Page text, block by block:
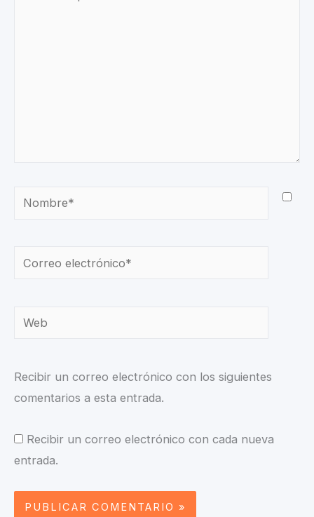
Nombre*
Correo
Web
Recibir un correo electrónico con los siguientes
comentarios a esta entrada.
Recibir un correo electrónico con cada nueva
entrada.